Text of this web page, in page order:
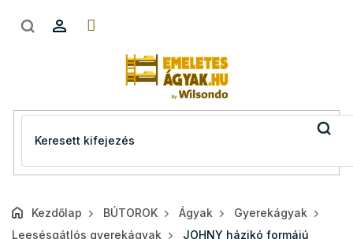
Kezdőlap BÚTOROK Ágyak
Gyerekágyak
Leesésgátlós gyerekágyak
JOHNY házikó formájú